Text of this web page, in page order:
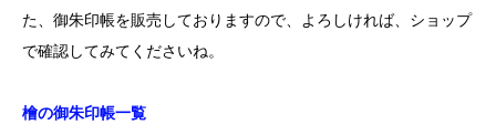
た、御朱印帳を販売しておりますので、 よろしければ、ショップ
で確認してみてくださいね。
檜の御朱印帳一覧